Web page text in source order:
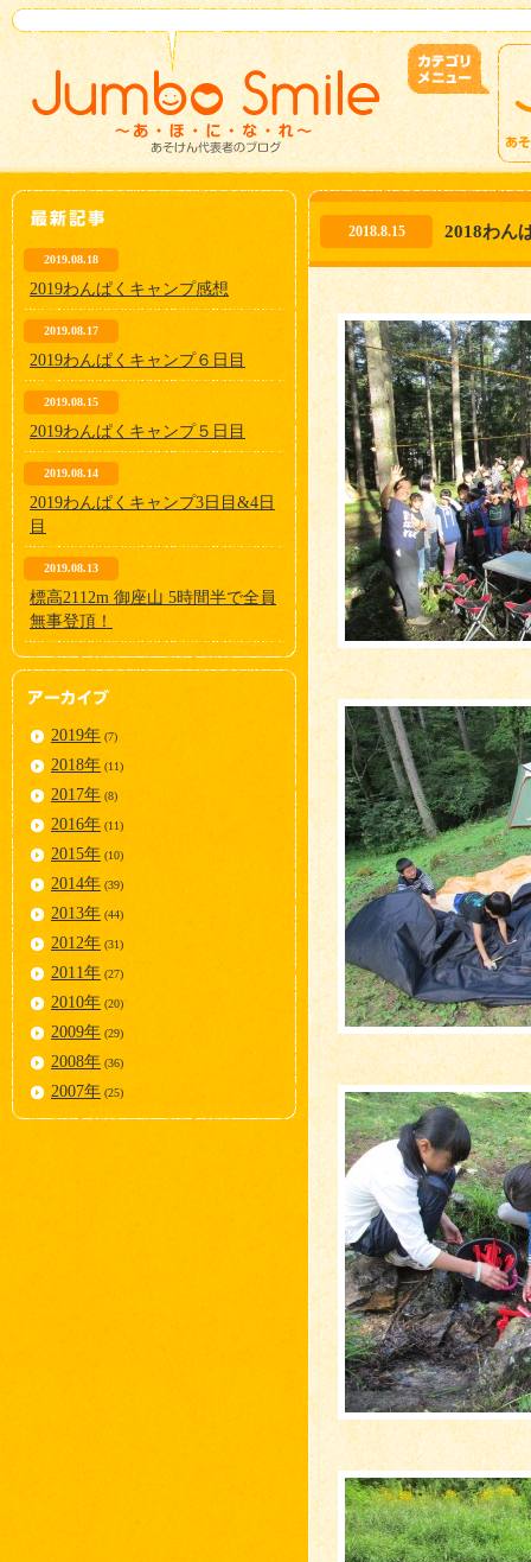
2019.08.18
2019わんぱくキャンプ感想
2019.08.17
2019わんぱくキャンプ６日目
2019.08.15
2019わんぱくキャンプ５日目
2019.08.14
2019わんぱくキャンプ3日目&4日
目
2019.08.13
標高2112m 御座山 5時間半で全員
無事登頂！
2019年 (7)
2018年 (11)
2017年 (8)
2016年 (11)
2015年 (10)
2014年 (39)
2013年 (44)
2012年 (31)
2011年 (27)
2010年 (20)
2009年 (29)
2008年 (36)
2007年 (25)
2018.8.15 2018わん